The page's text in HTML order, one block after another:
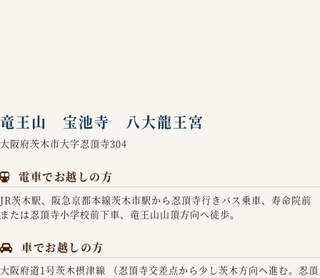
竜王山 宝池寺 八大龍王宮
大阪府茨木市大字忍頂寺304
電車でお越しの方
JR茨木駅、阪急京都本線茨木市駅から忍頂寺行きバス乗車、寿命院前
または忍頂寺小学校前下車、竜王山山頂方向へ徒歩。
車でお越しの方
大阪府道1号茨木摂津線 （忍頂寺交差点から少し茨木方向へ進む。忍頂